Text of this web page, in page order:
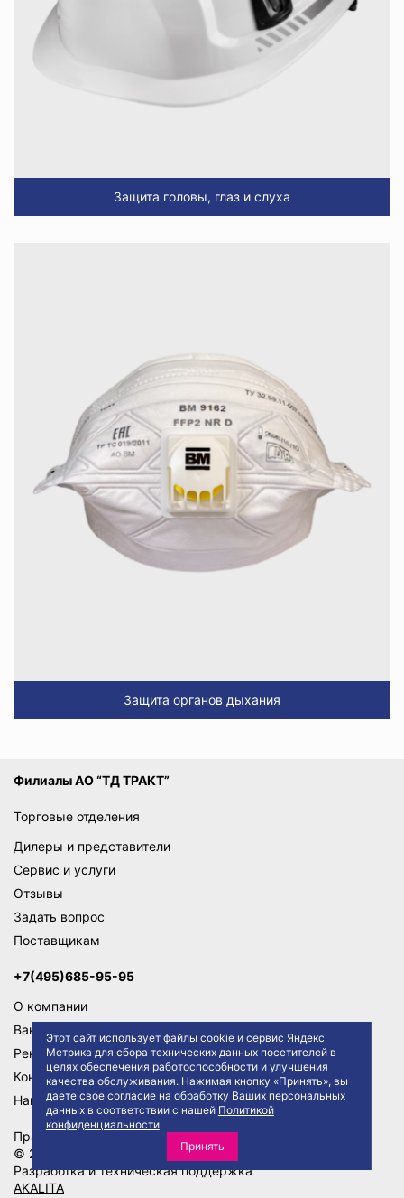
Этот сайт использует файлы cookie и сервис Яндекс
Метрика для сбора технических данных посетителей в
целях обеспечения работоспособности и улучшения
качества обслуживания. Нажимая кнопку «Принять», вы
даете свое согласие на обработку Ваших персональных
данных в соответствии с нашей Политикой
конфиденциальности
Принять
Защита головы, глаз и слуха
Защита органов дыхания
Филиалы АО “ТД ТРАКТ”
Торговые отделения
Дилеры и представители
Сервис и услуги
Отзывы
Задать вопрос
Поставщикам
+7(495)685-95-95
О компании
Вакансии
Реквизиты
Контакты
Написать директору
Правила сайта
Политика конфиденциальности
© 2026 АО "ТД ТРАКТ"
Разработка и техническая поддержка
AKALITA